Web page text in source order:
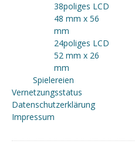
38poliges LCD
48 mm x 56
mm
24poliges LCD
52 mm x 26
mm
Spielereien
Vernetzungsstatus
Datenschutzerklärung
Impressum